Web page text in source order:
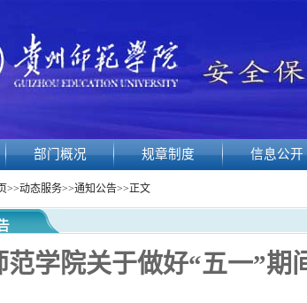
部门概况 规章制度 信息公开
>>动态服务>>通知公告>>正文
范学院关于做好“五一”期